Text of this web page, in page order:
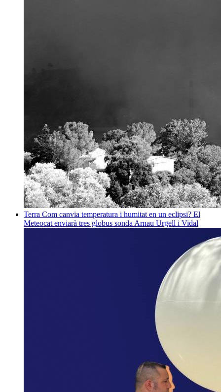
Terra Com canvia temperatura i humitat en un eclipsi? El
Meteocat enviarà tres globus sonda Arnau Urgell i Vidal